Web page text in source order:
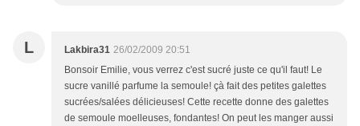
L Lakbira31 26/02/2009 20:51
Bonsoir Emilie, vous verrez c'est sucré juste ce qu'il faut! Le
sucre vanillé parfume la semoule! çà fait des petites galettes
sucrées/salées délicieuses! Cette recette donne des galettes
de semoule moelleuses, fondantes! On peut les manger aussi